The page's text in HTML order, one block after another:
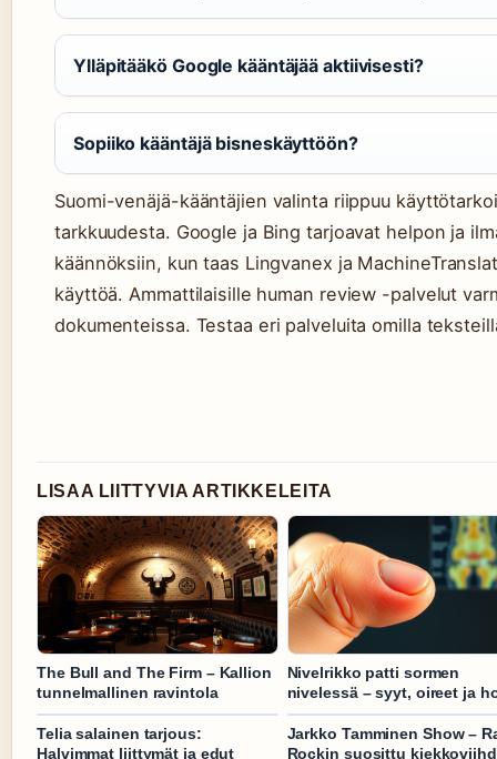
Ylläpitääkö Google kääntäjää aktiivisesti?
Sopiiko kääntäjä bisneskäyttöön?
Suomi-venäjä-kääntäjien valinta riippuu
tarkkuudesta. Google ja Bing tarjoavat helpon ja
käännöksiin, kun taas Lingvanex ja
käyttöä. Ammattilaisille human review -palvelut
dokumenteissa. Testaa eri palveluita omilla
LISAA LIITTYVIA ARTIKKELEITA
The Bull and The Firm – Kallion
tunnelmallinen ravintola
Nivelrikko patti sormen
nivelessä – syyt, oireet ja
Telia salainen tarjous:
Halvimmat liittymät ja edut
Jarkko Tamminen Show –
Rockin suosittu